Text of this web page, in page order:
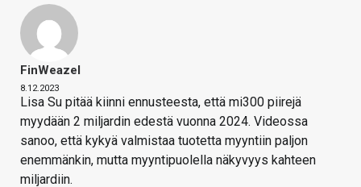
FinWeazel
8.12.2023
Lisa Su pitää kiinni ennusteesta, että mi300 piirejä
myydään 2 miljardin edestä vuonna 2024. Videossa
sanoo, että kykyä valmistaa tuotetta myyntiin paljon
enemmänkin, mutta myyntipuolella näkyvyys kahteen
miljardiin.